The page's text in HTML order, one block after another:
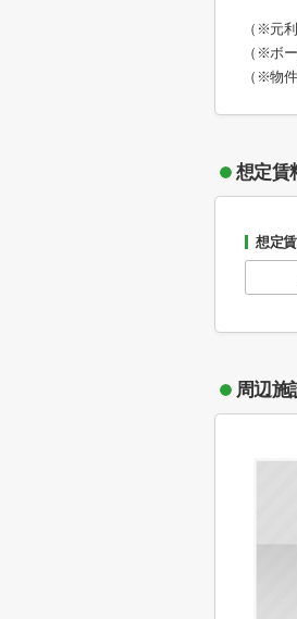
（※元
（※ボ
（※物
想定賃
想定
周辺施